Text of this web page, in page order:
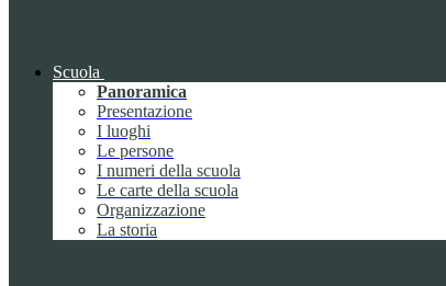
Scuola
Panoramica
Presentazione
I luoghi
Le persone
I numeri della scuola
Le carte della scuola
Organizzazione
La storia